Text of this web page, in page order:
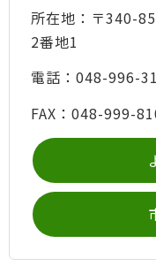
所在地：〒340-
2番地1
電話：048-996-
FAX：048-999-